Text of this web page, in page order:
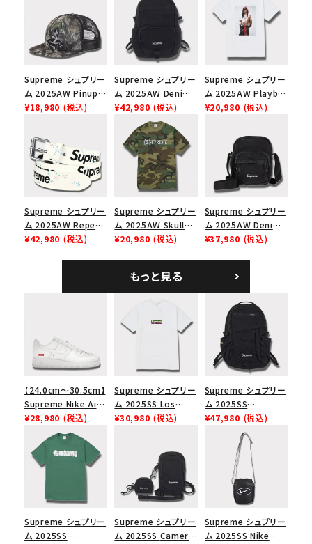
Supreme シュプリー
ム 2025AW Pinup
Mesh Back 5-Panel
ュバック 5パネルキャ
ップ トゥルーティン
バーHTC フォールカ
¥18,980 (税込)
Supreme シュプリー
ム 2025AW Denim
Backpack デニム バ
ックパック ブラック
¥42,980 (税込)
Supreme シュプリー
ム 2025AW Playboi
Carti Tee プレイボ
¥20,980 (税込)
Supreme シュプリー
ム 2025AW Repeat
Leather Belt リピー
¥42,980 (税込)
Supreme シュプリー
ム 2025AW Skull
Tee スカル Tシャ
¥20,980 (税込)
Supreme シュプリー
ム 2025AW Denim
Shoulder Bag デニ
¥37,980 (税込)
もっと見る
【24.0cm～30.5cm】
Supreme Nike Air
Force 1 Low シュプ
リーム ナイキエアフォ
ース１スニーカー シ
ューズ ホワイト
¥28,980 (税込)
Supreme シュプリー
ム 2025SS Los
Angeles Fire Relief
スロゴTシャツ ホワ
¥30,980 (税込)
Supreme シュプリー
ム 2025SS
Backpack バックパッ
ク ブラック 黒
¥47,980 (税込)
Supreme シュプリー
ム 2025SS
Supreme シュプリー
ム 2025SS Camera
Supreme シュプリー
ム 2025SS Nike